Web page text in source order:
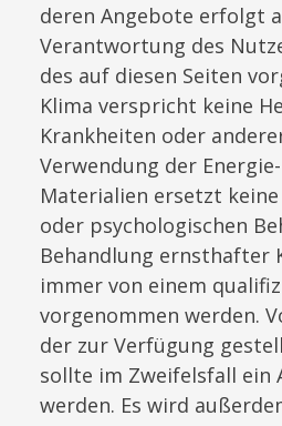
deren Angebote erfolgt
Verantwortung des
des auf diesen Seiten
Klima verspricht keine
Krankheiten oder
Verwendung der
Materialien ersetzt
oder psychologischen
Behandlung ernsthafter
immer von einem
vorgenommen werden.
der zur Verfügung
sollte im Zweifelsfall ein
werden. Es wird